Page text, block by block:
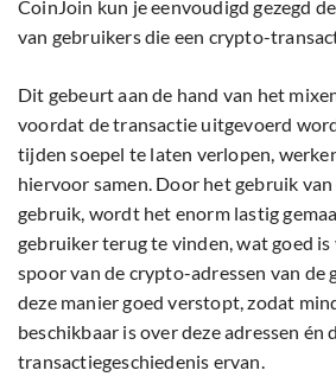
CoinJoin kun je eenvoudigd gezegd
van gebruikers die een crypto-
Dit gebeurt aan de hand van het
voordat de transactie uitgevoerd
tijden soepel te laten verlopen,
hiervoor samen. Door het gebruik
gebruik, wordt het enorm lastig
gebruiker terug te vinden, wat goed
spoor van de crypto-adressen van de
deze manier goed verstopt, zodat
beschikbaar is over deze adressen én
transactiegeschiedenis ervan.